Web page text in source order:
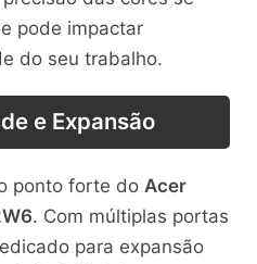
pode impactar
do seu trabalho.
e Expansão
ponto forte do Acer
. Com múltiplas portas
para expansão